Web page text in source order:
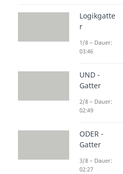
Logikgatte
r
1/8 – Dauer:
03:46
UND -
Gatter
2/8 – Dauer:
02:49
ODER -
Gatter
3/8 – Dauer:
02:27